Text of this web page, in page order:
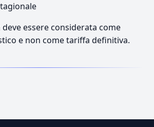
deve essere considerata come
e non come tariffa definitiva.